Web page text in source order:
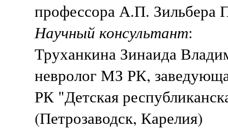
профессора А.П. Зильбера
Научный консультант:
Труханкина Зинаида
невролог МЗ РК,
РК "Детская
(Петрозаводск, Карелия)